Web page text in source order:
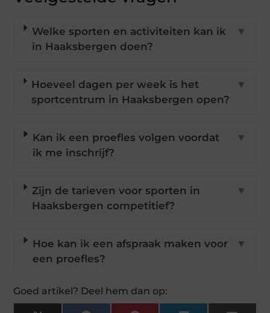
Welke sporten en activiteiten kan ik
in Haaksbergen doen?
▼
Hoeveel dagen per week is het
sportcentrum in Haaksbergen open?
▼
Kan ik een proefles volgen voordat
ik me inschrijf?
▼
Zijn de tarieven voor sporten in
Haaksbergen competitief?
▼
Hoe kan ik een afspraak maken voor
een proefles?
▼
Goed artikel? Deel hem dan op: